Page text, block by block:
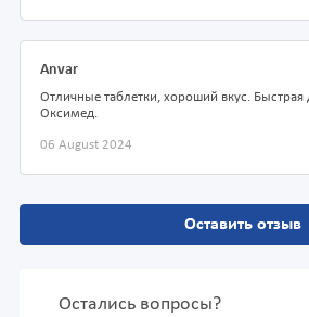
Anvar
Отличные таблетки, хороший вкус. Быстрая
Оксимед.
06 August 2024
Оставить отзыв
Остались вопросы?